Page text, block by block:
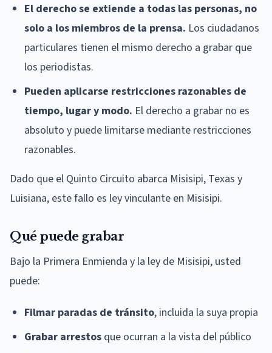
El derecho se extiende a todas las personas, no
solo a los miembros de la prensa. Los ciudadanos
particulares tienen el mismo derecho a grabar que
los periodistas.
Pueden aplicarse restricciones razonables de
tiempo, lugar y modo. El derecho a grabar no es
absoluto y puede limitarse mediante restricciones
razonables.
Dado que el Quinto Circuito abarca Misisipi, Texas y
Luisiana, este fallo es ley vinculante en Misisipi.
Qué puede grabar
Bajo la Primera Enmienda y la ley de Misisipi, usted
puede:
Filmar paradas de tránsito, incluida la suya propia
Grabar arrestos que ocurran a la vista del público